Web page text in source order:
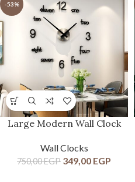
-53%
Large Modern Wall Clock
Wall Clocks
750,00EGP 349,00 EGP